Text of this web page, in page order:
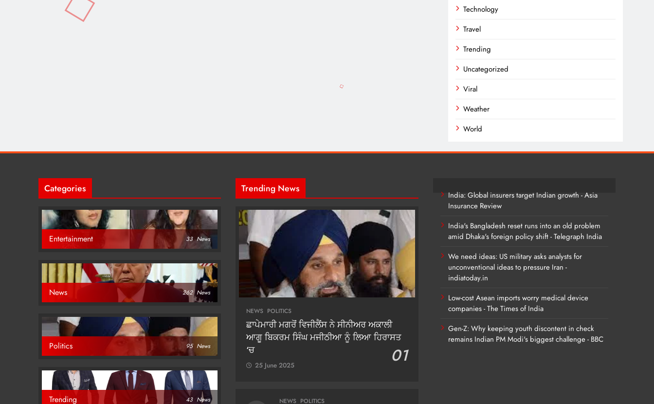
Technology
Travel
Trending
Uncategorized
Viral
Weather
World
Categories
Entertainment 33 News
News 262 News
Politics 95 News
Trending 43 News
Trending News
NEWS POLITICS
ਛਾਪੇਮਾਰੀ ਮਗਰੋਂ ਵਿਜੀਲੈਂਸ ਨੇ ਸੀਨੀਅਰ ਅਕਾਲੀ
ਆਗੂ ਬਿਕਰਮ ਸਿੰਘ ਮਜੀਠੀਆ ਨੂੰ ਲਿਆ ਹਿਰਾਸਤ
‘ਚ
01
25 June 2025
NEWS POLITICS
India: Global insurers target Indian growth - Asia
Insurance Review
India's Bangladesh reset runs into an old problem
amid Dhaka's foreign policy shift - Telegraph India
We need ideas: US military asks analysts for
unconventional ideas to pressure Iran -
indiatoday.in
Low-cost Asean imports worry medical device
companies - The Times of India
Gen-Z: Why keeping youth discontent in check
remains Indian PM Modi's biggest challenge - BBC